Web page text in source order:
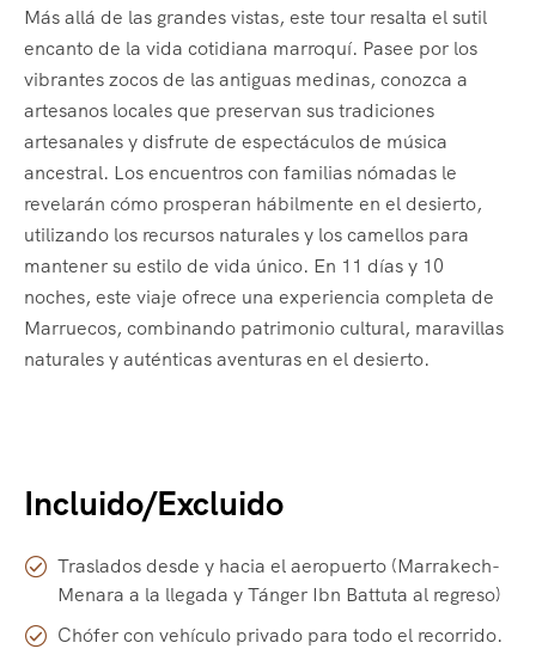
Más allá de las grandes vistas, este tour resalta el sutil
encanto de la vida cotidiana marroquí. Pasee por los
vibrantes zocos de las antiguas medinas, conozca a
artesanos locales que preservan sus tradiciones
artesanales y disfrute de espectáculos de música
ancestral. Los encuentros con familias nómadas le
revelarán cómo prosperan hábilmente en el desierto,
utilizando los recursos naturales y los camellos para
mantener su estilo de vida único. En 11 días y 10
noches, este viaje ofrece una experiencia completa de
Marruecos, combinando patrimonio cultural, maravillas
naturales y auténticas aventuras en el desierto.
Incluido/Excluido
Traslados desde y hacia el aeropuerto (Marrakech-
Menara a la llegada y Tánger Ibn Battuta al regreso)
Chófer con vehículo privado para todo el recorrido.